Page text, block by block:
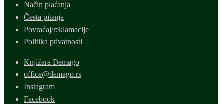
Način plaćanja
Česta pitanja
Povraćaj/reklamacije
Politika privatnosti
Knjižara Demago
office@demago.rs
Instagram
Facebook